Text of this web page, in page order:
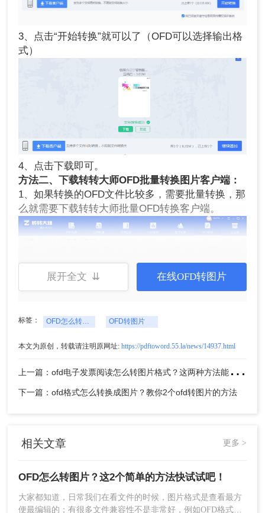
3、点击“开始转换”就可以了（OFD可以选择输出格
式）
4、点击下载即可。
方法二、下载转转大师OFD批量转换图片客户端 ：
1、如果转换的OFD文件比较多，需要批量转换，那
么就需要下载转转大师批量OFD转换客户端。
添加进去就可以。
展开全文 ⇊ 在线OFD转图片
标签： OFD怎么转图片 OFD转图片
本文为原创，转载请注明原网址: https://pdftoword.55.la/news/14937.html
上
一篇：ofd电子发票阅读怎么转图片格式？这两种方法能够快速转换
下一篇：ofd格式怎么转换成图片？教你2个ofd转图片的方法
相关文章 更多 >
OFD怎么转图片？这2个简单的方法快试试吧！
大家都知道，日常我们在看文件的时候，图片格式是查看最方
便最编辑的；有很多文件兼容性不是非常好，例如OFD格式，